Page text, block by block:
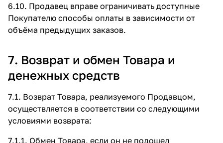
6.10. Продавец вправе ограничивать доступные
Покупателю способы оплаты в зависимости от
объёма предыдущих заказов.
7. Возврат и обмен Товара и
денежных средств
7.1. Возврат Товара, реализуемого Продавцом,
осуществляется в соответствии со следующими
условиями возврата:
7.1.1. Обмен Товара, если он не подошел